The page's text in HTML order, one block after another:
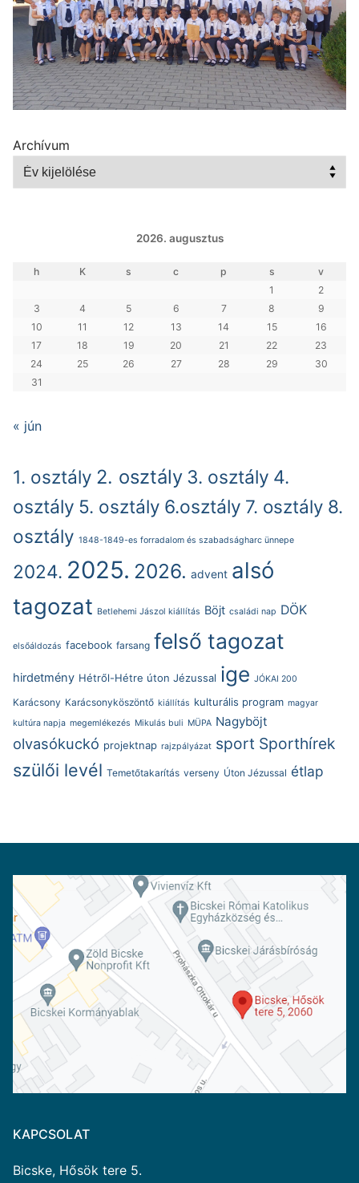
Archívum
2026. augusztus
h K s c p s
v
1
2
3
4 5 6 7 8
9
10
11 12 13 14 15
16
17
18 19 20 21 22
23
24
25 26 27 28 29
30
31
« jún
1. osztály 2. osztály 3. osztály 4.
osztály 5. osztály 6.osztály 7. osztály 8.
osztály 1848-1849-es forradalom és szabadságharc ünnepe
2024. 2025. 2026. advent alsó
tagozat Betlehemi Jászol kiállítás Böjt családi nap DÖK
elsőáldozás facebook farsang felső tagozat
hirdetmény Hétről-Hétre úton Jézussal ige JÓKAI 200
Karácsony Karácsonyköszöntő kiállítás kulturális program magyar
kultúra napja megemlékezés Mikulás buli MÜPA Nagyböjt
olvasókuckó projektnap rajzpályázat sport Sporthírek
szülői levél Temetőtakarítás verseny Úton Jézussal étlap
KAPCSOLAT
Bicske, Hősök tere 5.